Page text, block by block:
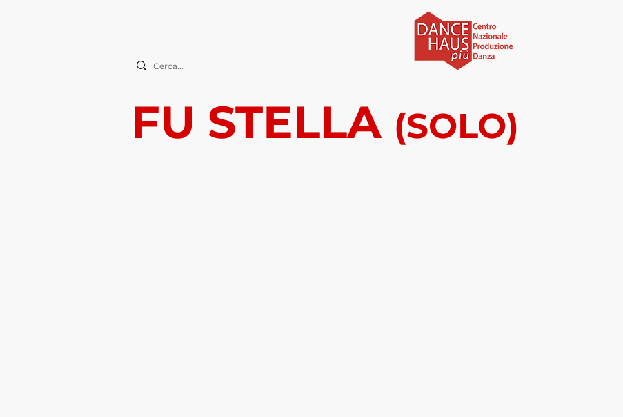
FU STELLA (SOLO)